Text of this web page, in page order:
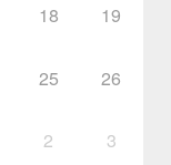
18 19
25 26
2 3